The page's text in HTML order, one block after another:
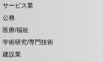
サービス業
公務
医療/福祉
学術研究/専門技術
建設業